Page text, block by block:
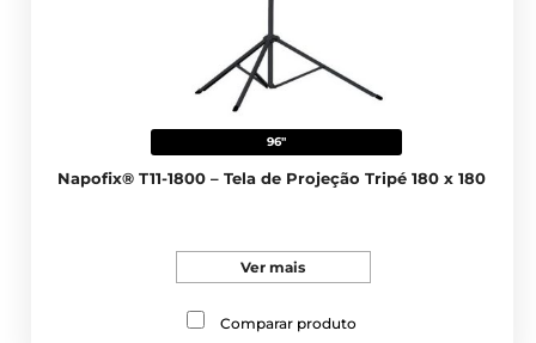
96"
Napofix® T11-1800 – Tela de Projeção Tripé 180 x 180
Ver mais
Comparar produto